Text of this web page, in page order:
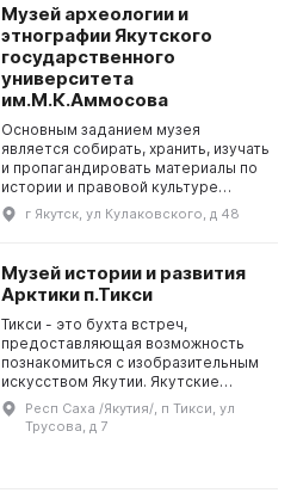
Музей археологии и
этнографии Якутского
государственного
университета
им.М.К.Аммосова
Основным заданием музея
является собирать, хранить, изучать
и пропагандировать материалы по
истории и правовой культуре
России. Музей также занимается
проведением научных и
г Якутск, ул Кулаковского, д 48
Музей истории и развития
Арктики п.Тикси
Тикси - это бухта встреч,
предоставляющая возможность
познакомиться с изобразительным
искусством Якутии. Якутские
мастера известны своими
произведениями, имеющими
значительную тематику
Респ Саха /Якутия/, п Тикси, ул
Трусова, д 7